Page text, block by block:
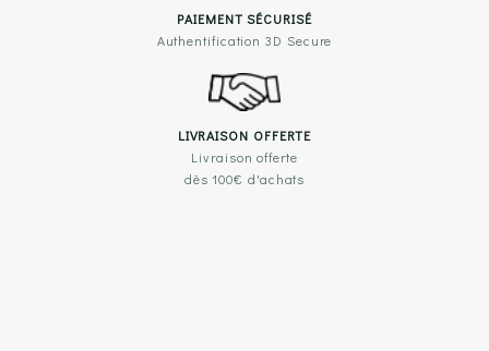
PAIEMENT SÉCURISÉ
Authentification 3D Secure
LIVRAISON OFFERTE
Livraison offerte
dès 100€ d'achats